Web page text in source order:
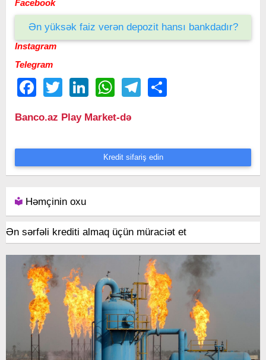
Facebook
Ən yüksək faiz verən depozit hansı bankdadır?
Instagram
Telegram
FacebookTwitter LinkedIn WhatsAppTelegram
Banco.az Play Market-də
Kredit sifariş edin
Həmçinin oxu
Ən sərfəli krediti almaq üçün müraciət et